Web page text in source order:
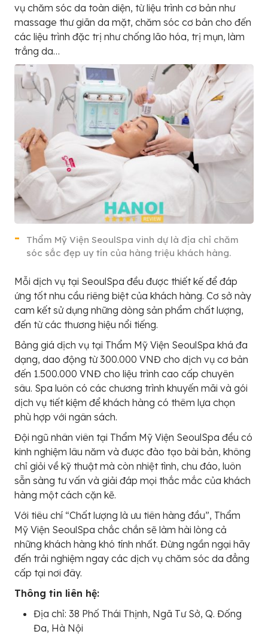
vụ chăm sóc da toàn diện, từ liệu trình cơ bản như
massage thư giãn da mặt, chăm sóc cơ bản cho đến
các liệu trình đặc trị như chống lão hóa, trị mụn, làm
trắng da…
Thẩm Mỹ Viện SeoulSpa vinh dự là địa chỉ chăm
sóc sắc đẹp uy tín của hàng triệu khách hàng.
Mỗi dịch vụ tại SeoulSpa đều được thiết kế để đáp
ứng tốt nhu cầu riêng biệt của khách hàng. Cơ sở này
cam kết sử dụng những dòng sản phẩm chất lượng,
đến từ các thương hiệu nổi tiếng.
Bảng giá dịch vụ tại Thẩm Mỹ Viện SeoulSpa khá đa
dạng, dao động từ 300.000 VNĐ cho dịch vụ cơ bản
đến 1.500.000 VNĐ cho liệu trình cao cấp chuyên
sâu. Spa luôn có các chương trình khuyến mãi và gói
dịch vụ tiết kiệm để khách hàng có thêm lựa chọn
phù hợp với ngân sách.
Đội ngũ nhân viên tại Thẩm Mỹ Viện SeoulSpa đều có
kinh nghiệm lâu năm và được đào tạo bài bản, không
chỉ giỏi về kỹ thuật mà còn nhiệt tình, chu đáo, luôn
sẵn sàng tư vấn và giải đáp mọi thắc mắc của khách
hàng một cách cặn kẽ.
Với tiêu chí “Chất lượng là ưu tiên hàng đầu”, Thẩm
Mỹ Viện SeoulSpa chắc chắn sẽ làm hài lòng cả
những khách hàng khó tính nhất. Đừng ngần ngại hãy
đến trải nghiệm ngay các dịch vụ chăm sóc da đẳng
cấp tại nơi đây.
Thông tin liên hệ:
Địa chỉ: 38 Phố Thái Thịnh, Ngã Tư Sở, Q. Đống
Đa, Hà Nội